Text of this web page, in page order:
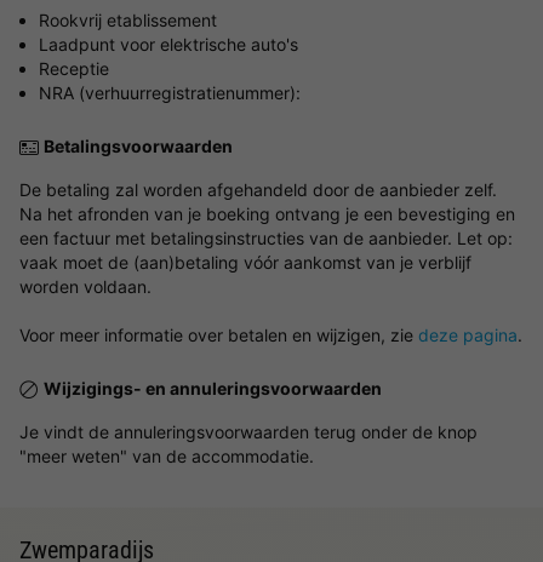
Rookvrij etablissement
Laadpunt voor elektrische auto's
Receptie
NRA (verhuurregistratienummer):
Betalingsvoorwaarden
De betaling zal worden afgehandeld door de aanbieder zelf.
Na het afronden van je boeking ontvang je een bevestiging en
een factuur met betalingsinstructies van de aanbieder. Let op:
vaak moet de (aan)betaling vóór aankomst van je verblijf
worden voldaan.
Voor meer informatie over betalen en wijzigen, zie deze pagina.
Wijzigings- en annuleringsvoorwaarden
Je vindt de annuleringsvoorwaarden terug onder de knop
"meer weten" van de accommodatie.
Zwemparadijs